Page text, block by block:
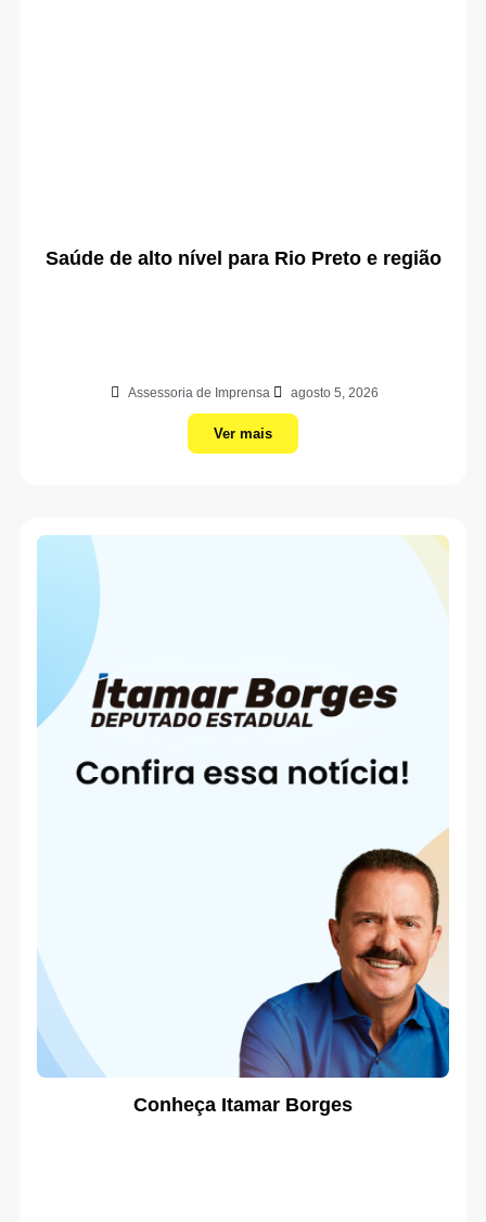
Saúde de alto nível para Rio Preto e região
Assessoria de Imprensa agosto 5, 2026
Ver mais
Conheça Itamar Borges